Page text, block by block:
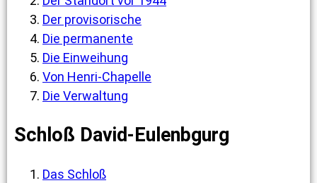
Der provisorische
Die permanente
Die Einweihung
Von Henri-Chapelle
Die Verwaltung
Schloß David-Eulenbgurg
Das Schloß